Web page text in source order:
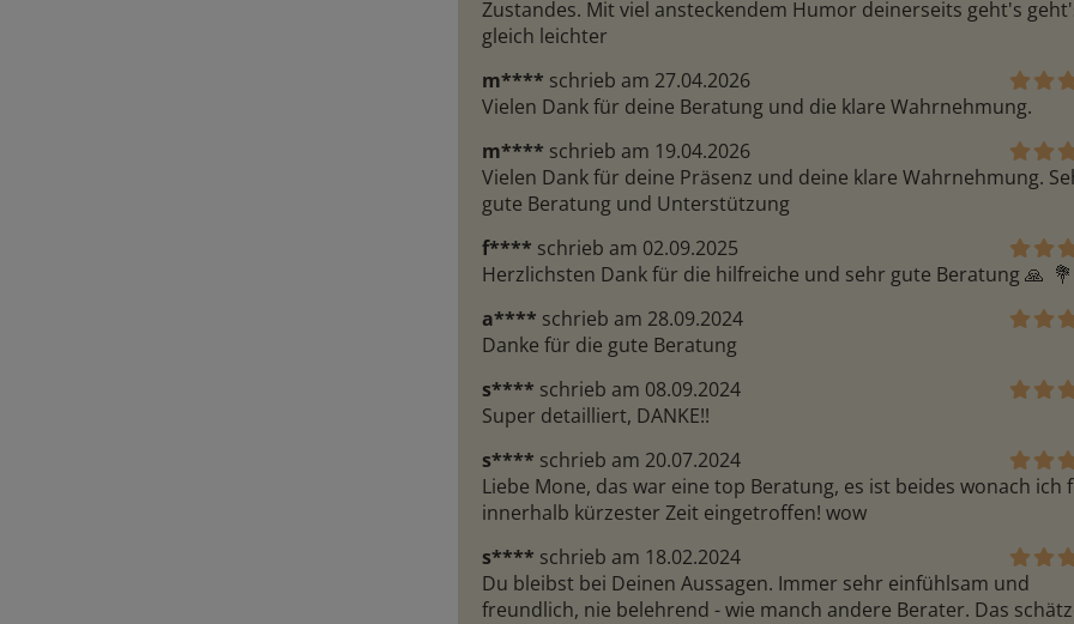
Zustandes. Mit viel ansteckendem Humor deinerseits geht's
gleich leichter
m**** schrieb am 27.04.2026
Vielen Dank für deine Beratung und die klare Wahrnehmung.
m**** schrieb am 19.04.2026
Vielen Dank für deine Präsenz und deine klare Wahrnehmung.
gute Beratung und Unterstützung
f**** schrieb am 02.09.2025
Herzlichsten Dank für die hilfreiche und sehr gute Beratung 🙏  💐
a**** schrieb am 28.09.2024
Danke für die gute Beratung
s**** schrieb am 08.09.2024
Super detailliert, DANKE!!
s**** schrieb am 20.07.2024
Liebe Mone, das war eine top Beratung, es ist beides wonach ich
innerhalb kürzester Zeit eingetroffen! wow
s**** schrieb am 18.02.2024
Du bleibst bei Deinen Aussagen. Immer sehr einfühlsam und
freundlich, nie belehrend - wie manch andere Berater. Das